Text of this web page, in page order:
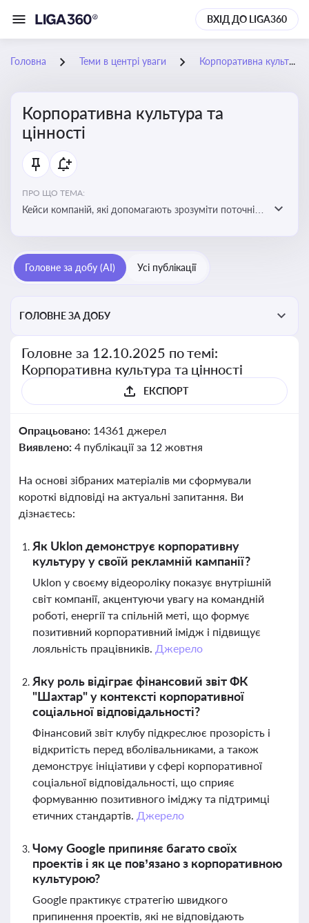
ВХІД ДО LIGA360
Головна Теми в центрі уваги Корпоративна культура та цінності
Корпоративна культура та
цінності
ПРО ЩО ТЕМА:
Кейси компаній, які допомагають зрозуміти поточні
бізнес-середовища
Головне за добу (AI) Усі публікації
ГОЛОВНЕ ЗА ДОБУ
Головне за 12.10.2025 по темі:
Корпоративна культура та цінності
ЕКСПОРТ
Опрацьовано: 14361 джерел
Виявлено: 4 публікації за 12 жовтня
На основі зібраних матеріалів ми сформували
короткі відповіді на актуальні запитання. Ви
дізнаєтесь:
Як Uklon демонструє корпоративну
культуру у своїй рекламній кампанії?
Uklon у своєму відеороліку показує внутрішній
світ компанії, акцентуючи увагу на командній
роботі, енергії та спільній меті, що формує
позитивний корпоративний імідж і підвищує
лояльність працівників. Джерело
Яку роль відіграє фінансовий звіт ФК
"Шахтар" у контексті корпоративної
соціальної відповідальності?
Фінансовий звіт клубу підкреслює прозорість і
відкритість перед вболівальниками, а також
демонструє ініціативи у сфері корпоративної
соціальної відповідальності, що сприяє
формуванню позитивного іміджу та підтримці
етичних стандартів. Джерело
Чому Google припиняє багато своїх
проектів і як це пов’язано з корпоративною
культурою?
Google практикує стратегію швидкого
припинення проектів, які не відповідають